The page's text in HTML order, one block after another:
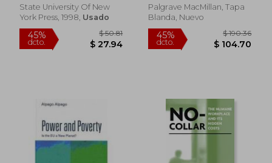
State University Of New
York Press, 1998, Usado
Recognition (en
Inglés)
Palgrave MacMillan, Tapa
Blanda, Nuevo